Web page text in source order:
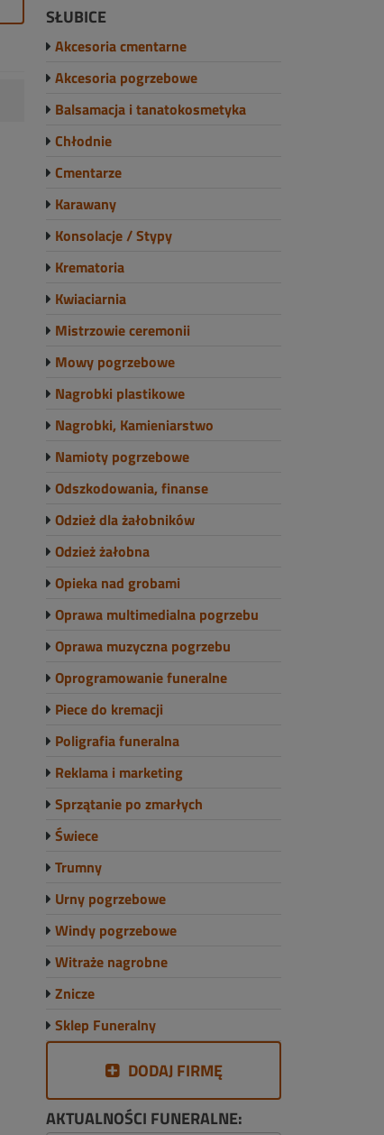
SŁUBICE
Akcesoria cmentarne
Akcesoria pogrzebowe
Balsamacja i tanatokosmetyka
Chłodnie
Cmentarze
Karawany
Konsolacje / Stypy
Krematoria
Kwiaciarnia
Mistrzowie ceremonii
Mowy pogrzebowe
Nagrobki plastikowe
Nagrobki, Kamieniarstwo
Namioty pogrzebowe
Odszkodowania, finanse
Odzież dla żałobników
Odzież żałobna
Opieka nad grobami
Oprawa multimedialna pogrzebu
Oprawa muzyczna pogrzebu
Oprogramowanie funeralne
Piece do kremacji
Poligrafia funeralna
Reklama i marketing
Sprzątanie po zmarłych
Świece
Trumny
Urny pogrzebowe
Windy pogrzebowe
Witraże nagrobne
Znicze
Sklep Funeralny
DODAJ FIRMĘ
AKTUALNOŚCI FUNERALNE: